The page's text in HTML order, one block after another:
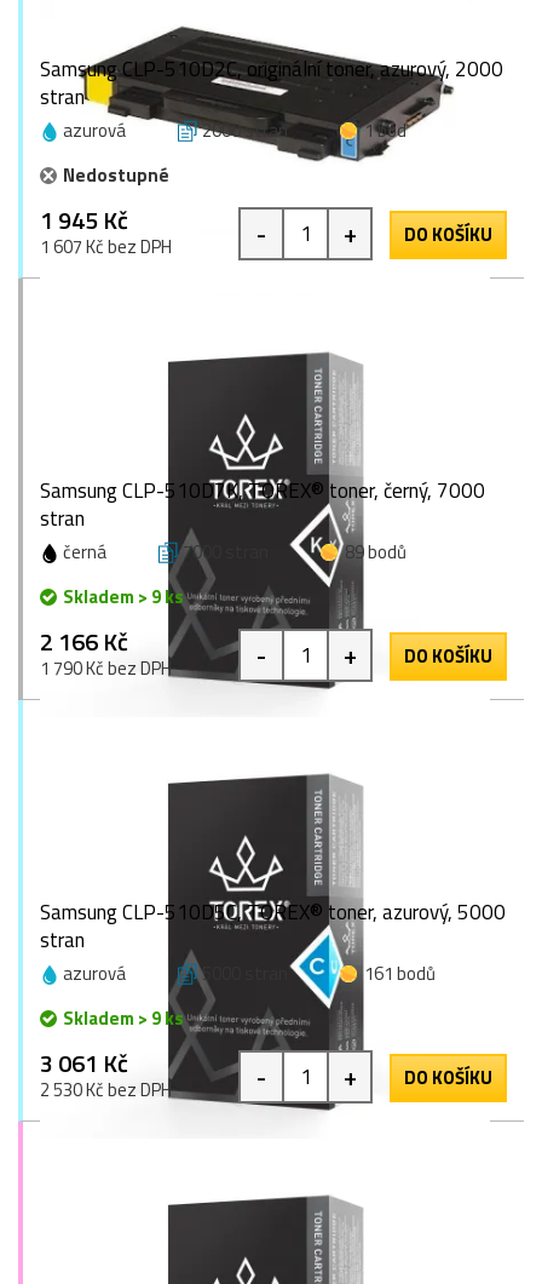
Samsung CLP-510D2C, originální toner, azurový, 2000
stran
azurová 2000 stran
1 bod
Nedostupné
1 945 Kč
1 607 Kč bez DPH - + DO KOŠÍKU
Samsung CLP-510D7K, TOREX® toner, černý, 7000
stran
černá 7000 stran
89 bodů
Skladem > 9 ks
2 166 Kč
1 790 Kč bez DPH - + DO KOŠÍKU
Samsung CLP-510D5C, TOREX® toner, azurový, 5000
stran
azurová 5000 stran
161 bodů
Skladem > 9 ks
3 061 Kč
2 530 Kč bez DPH - + DO KOŠÍKU